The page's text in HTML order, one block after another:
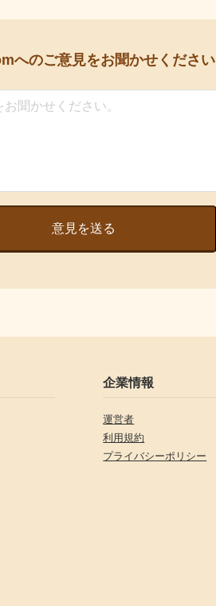
へのご意見をお聞かせください
意見を送る
企業情報
運営者
利用規約
プライバシーポリシー